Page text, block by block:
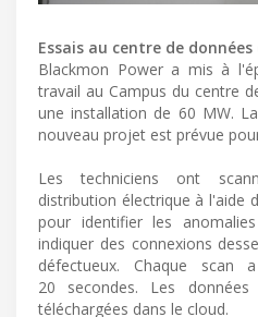
Essais au centre de
Blackmon Power a mis à
travail au Campus du centre
une installation de 60 MW.
nouveau projet est prévue
Les techniciens ont
distribution électrique à l'aide
pour identifier les
indiquer des connexions
défectueux. Chaque
20 secondes. Les
téléchargées dans le cloud.